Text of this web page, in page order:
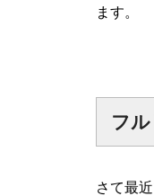
ます。
フ
さて最